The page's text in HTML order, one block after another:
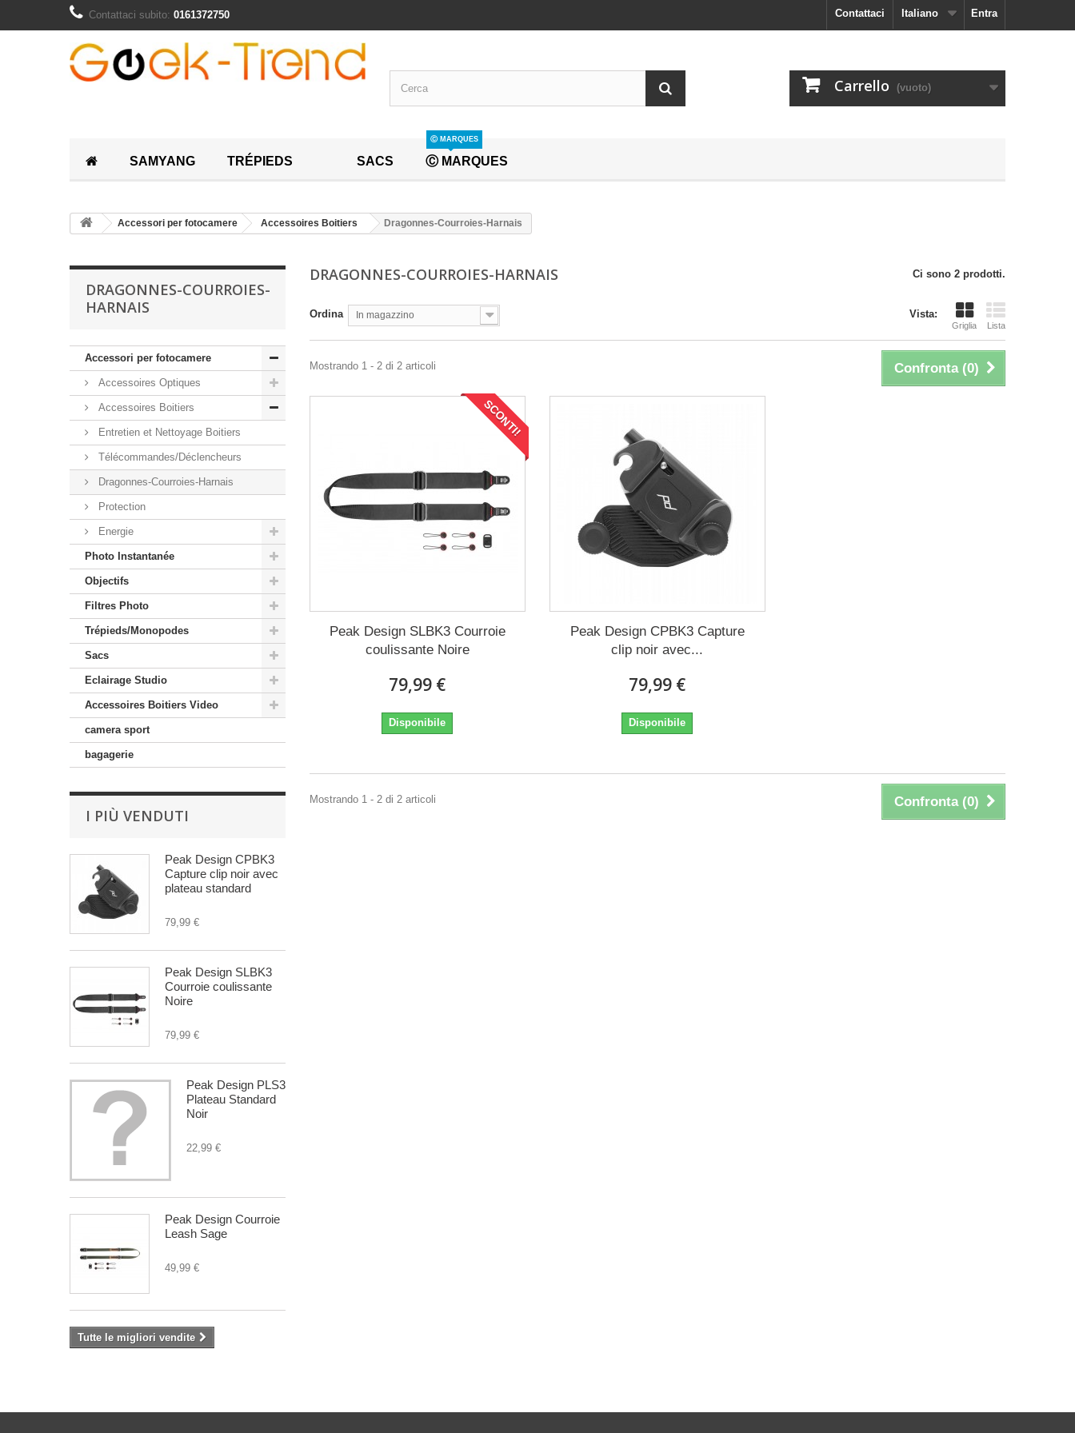
Entra
Italiano
Contattaci
Contattaci subito: 0161372750
Carrello (vuoto)
SAMYANG TRÉPIEDS SACS Ⓒ MARQUES
Ⓒ MARQUES
Accessori per fotocamere Accessoires Boitiers Dragonnes-Courroies-Harnais
DRAGONNES-COURROIES-
HARNAIS
Accessori per fotocamere
Accessoires Optiques
Accessoires Boitiers
Entretien et Nettoyage Boitiers
Télécommandes/Déclencheurs
Dragonnes-Courroies-Harnais
Protection
Energie
Photo Instantanée
Objectifs
Filtres Photo
Trépieds/Monopodes
Sacs
Eclairage Studio
Accessoires Boitiers Video
camera sport
bagagerie
I PIÙ VENDUTI
Peak Design CPBK3
Capture clip noir avec
plateau standard
79,99 €
Peak Design SLBK3
Courroie coulissante
Noire
79,99 €
Peak Design PLS3
Plateau Standard
Noir
22,99 €
Peak Design Courroie
Leash Sage
49,99 €
Tutte le migliori vendite
DRAGONNES-COURROIES-HARNAIS Ci sono 2 prodotti.
Vista:
Griglia Lista
Ordina In magazzino
Confronta (0)
Mostrando 1 - 2 di 2 articoli
SCONTI!
Peak Design SLBK3 Courroie
coulissante Noire
79,99 €
Disponibile
Peak Design CPBK3 Capture
clip noir avec...
79,99 €
Disponibile
Confronta (0)
Mostrando 1 - 2 di 2 articoli